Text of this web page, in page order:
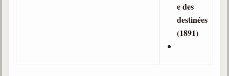
e des
destinées
(1891)